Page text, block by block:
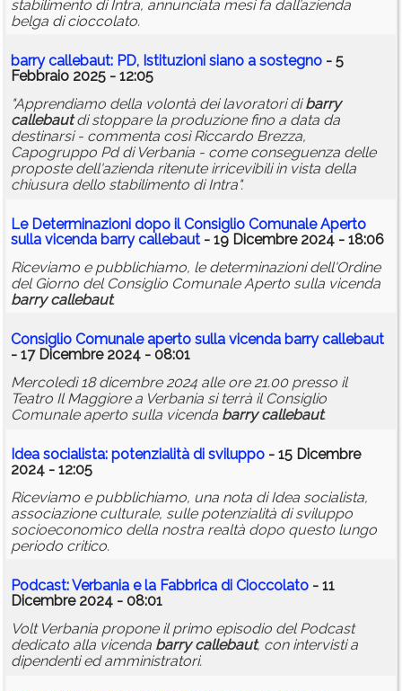
stabilimento di Intra, annunciata mesi fa dall’azienda
belga di cioccolato.
barry callebaut: PD, Istituzioni siano a sostegno - 5
Febbraio 2025 - 12:05
"Apprendiamo della volontà dei lavoratori dibarry
callebautdi stoppare la produzione fino a data da
destinarsi - commenta così Riccardo Brezza,
Capogruppo Pd di Verbania - come conseguenza delle
proposte dell'azienda ritenute irricevibili in vista della
chiusura dello stabilimento di Intra".
Le Determinazioni dopo il Consiglio Comunale Aperto
sulla vicenda barry callebaut - 19 Dicembre 2024 - 18:06
Riceviamo e pubblichiamo, le determinazioni dell'Ordine
del Giorno del Consiglio Comunale Aperto sulla vicenda
barry callebaut.
Consiglio Comunale aperto sulla vicenda barry callebaut
- 17 Dicembre 2024 - 08:01
Mercoledì 18 dicembre 2024 alle ore 21.00 presso il
Teatro Il Maggiore a Verbania si terrà il Consiglio
Comunale aperto sulla vicenda barry callebaut.
Idea socialista: potenzialità di sviluppo - 15 Dicembre
2024 - 12:05
Riceviamo e pubblichiamo, una nota di Idea socialista,
associazione culturale, sulle potenzialità di sviluppo
socioeconomico della nostra realtà dopo questo lungo
periodo critico.
Podcast: Verbania e la Fabbrica di Cioccolato - 11
Dicembre 2024 - 08:01
Volt Verbania propone il primo episodio del Podcast
dedicato alla vicenda barry callebaut, con intervisti a
dipendenti ed amministratori.